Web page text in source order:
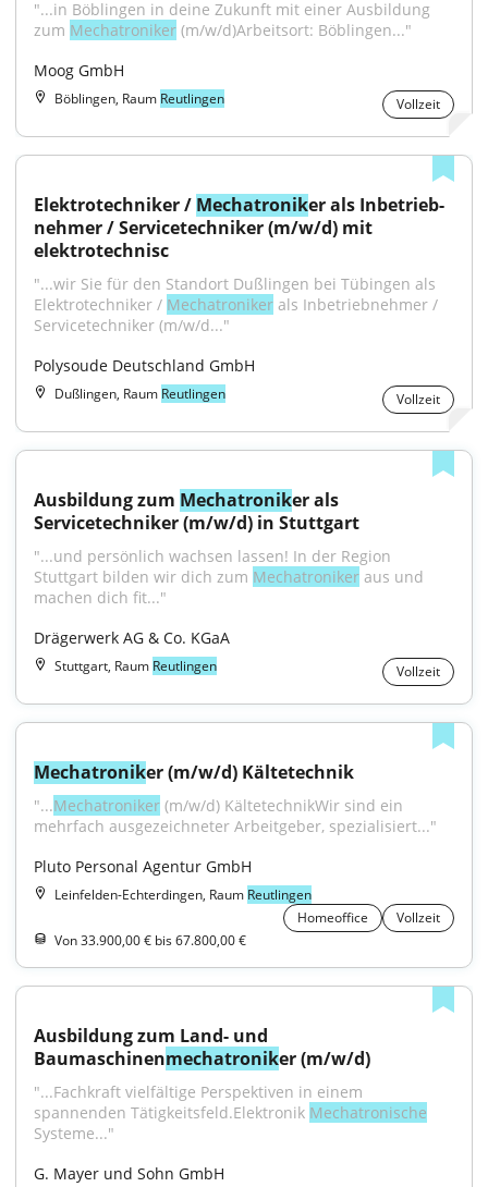
"...in Böblingen in deine Zukunft mit einer Ausbildung
zum Mechatroniker (m/w/d)Arbeitsort: Böblingen..."
Moog GmbH
Böblingen, Raum Reutlingen Vollzeit
Elektrotechniker / Mechatroniker als Inbetrieb­
nehmer / Servicetechniker (m/w/d) mit
elektrotechnisc
"...wir Sie für den Standort Dußlingen bei Tübingen als
Elektrotechniker / Mechatroniker als Inbetrieb­nehmer /
Servicetechniker (m/w/d..."
Polysoude Deutschland GmbH
Dußlingen, Raum Reutlingen Vollzeit
Ausbildung zum Mechatroniker als
Servicetechniker (m/w/d) in Stuttgart
"...und persönlich wachsen lassen! In der Region
Stuttgart bilden wir dich zum Mechatroniker aus und
machen dich fit..."
Drägerwerk AG & Co. KGaA
Stuttgart, Raum Reutlingen Vollzeit
Mechatroniker (m/w/d) Kältetechnik
"...Mechatroniker (m/w/d) KältetechnikWir sind ein
mehrfach ausgezeichneter Arbeitgeber, spezialisiert..."
Pluto Personal Agentur GmbH
Leinfelden-Echterdingen, Raum Reutlingen
Homeoffice
Vollzeit
Von 33.900,00 € bis 67.800,00 €
Ausbildung zum Land- und
Baumaschinenmechatroniker (m/w/d)
"...Fachkraft vielfältige Perspektiven in einem
spannenden Tätigkeitsfeld.Elektronik Mechatronische
Systeme..."
G. Mayer und Sohn GmbH